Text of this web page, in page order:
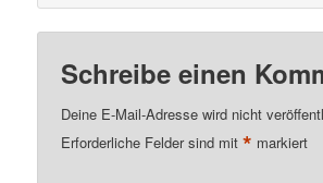
Schreibe einen
Deine E-Mail-Adresse wird nicht
Erforderliche Felder sind mit* markiert